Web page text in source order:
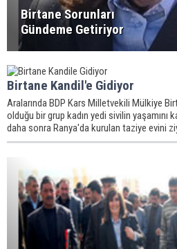
Birtane Sorunları
Gündeme Getiriyor
Birtane Kandil'e Gidiyor
Aralarında BDP Kars Milletvekili Mülkiye
olduğu bir grup kadın yedi sivilin yaşamını
daha sonra Ranya'da kurulan taziye evini